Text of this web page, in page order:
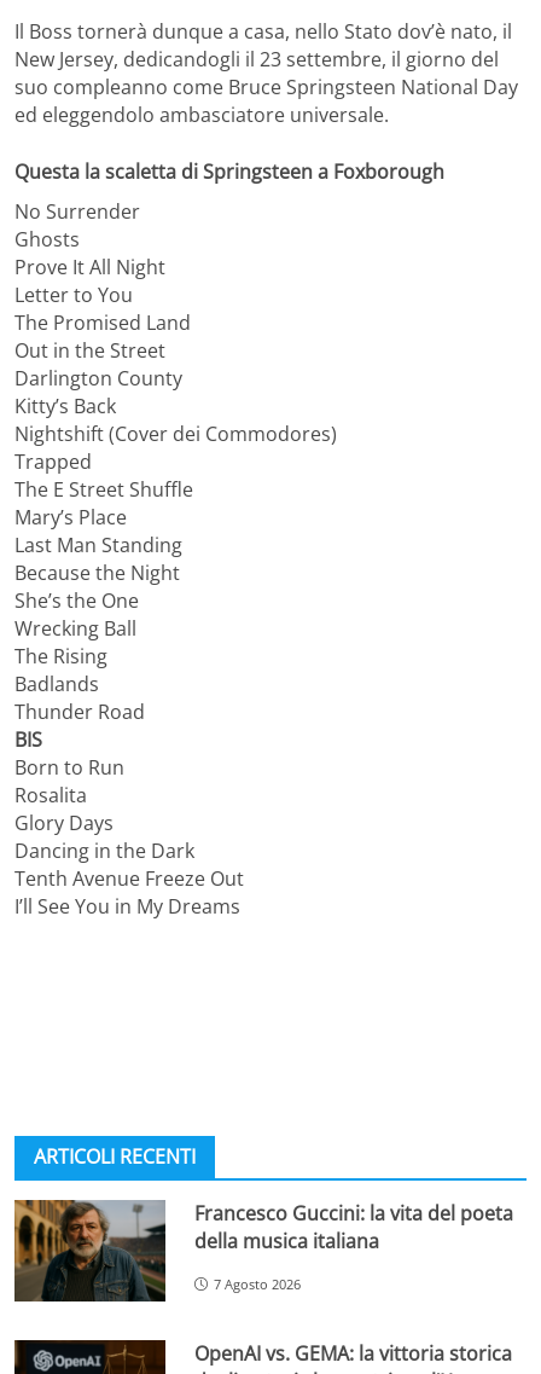
Il Boss tornerà dunque a casa, nello Stato dov’è nato, il
New Jersey, dedicandogli il 23 settembre, il giorno del
suo compleanno come Bruce Springsteen National Day
ed eleggendolo ambasciatore universale.
Questa la scaletta di Springsteen a Foxborough
No Surrender
Ghosts
Prove It All Night
Letter to You
The Promised Land
Out in the Street
Darlington County
Kitty’s Back
Nightshift (Cover dei Commodores)
Trapped
The E Street Shuffle
Mary’s Place
Last Man Standing
Because the Night
She’s the One
Wrecking Ball
The Rising
Badlands
Thunder Road
BIS
Born to Run
Rosalita
Glory Days
Dancing in the Dark
Tenth Avenue Freeze Out
I’ll See You in My Dreams
ARTICOLI RECENTI
Francesco Guccini: la vita del poeta
della musica italiana
7 Agosto 2026
OpenAI vs. GEMA: la vittoria storica